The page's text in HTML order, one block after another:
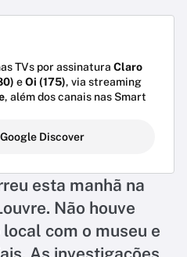
TVs por assinatura Claro
eOi (175), via streaming
, além dos canais nas Smart
Discover
esta manhã na
Não houve
com o museu e